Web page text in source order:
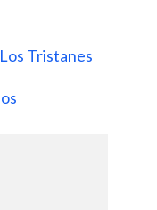
Tristanes